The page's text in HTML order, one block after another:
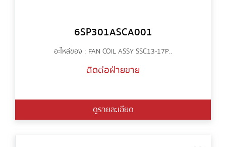
6SP301ASCA001
อะไหล่ของ : FAN COIL ASSY SSC13-17P..
ติดต่อฝ่ายขาย
ดูรายละเอียด